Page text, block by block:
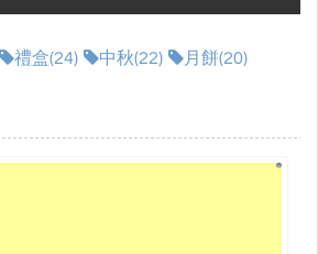
禮盒(24) 中秋(22)
月餅(20)